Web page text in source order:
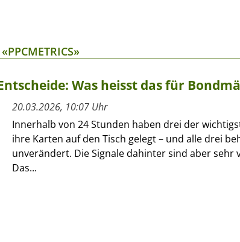
Was heisst das für
20.03.2026, 10:07 Uhr
Innerhalb von 24 Stunden haben drei der
ihre Karten auf den Tisch gelegt – und alle drei
unverändert. Die Signale dahinter sind aber sehr
Das...